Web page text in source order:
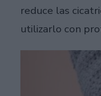
reduce las
utilizarlo con